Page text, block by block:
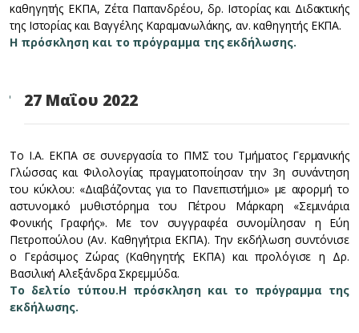
καθηγητής ΕΚΠΑ, Ζέτα Παπανδρέου, δρ. Ιστορίας και Διδακτικής
της Ιστορίας και Βαγγέλης Καραμανωλάκης, αν. καθηγητής ΕΚΠΑ.
Η πρόσκληση και το πρόγραμμα της εκδήλωσης.
27 Μαΐου 2022
Το Ι.Α. ΕΚΠΑ σε συνεργασία το ΠΜΣ του Τμήματος Γερμανικής
Γλώσσας και Φιλολογίας πραγματοποίησαν την 3η συνάντηση
του κύκλου: «Διαβάζοντας για το Πανεπιστήμιο» με αφορμή το
αστυνομικό μυθιστόρημα του Πέτρου Μάρκαρη «Σεμινάρια
Φονικής Γραφής». Με τον συγγραφέα συνομίλησαν η Εύη
Πετροπούλου (Αν. Καθηγήτρια ΕΚΠΑ). Την εκδήλωση συντόνισε
ο Γεράσιμος Ζώρας (Καθηγητής ΕΚΠΑ) και προλόγισε η Δρ.
Βασιλική Αλεξάνδρα Σκρεμμύδα.
Το δελτίο τύπου.Η πρόσκληση και το πρόγραμμα της
εκδήλωσης.